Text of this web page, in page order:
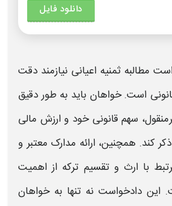
دانلود فایل
مطالبه ثمنیه اعیانی نیازمند دقت
است. خواهان باید به طور دقیق
سهم قانونی خود و ارزش مالی
کند. همچنین، ارائه مدارک معتبر و
با ارث و تقسیم ترکه از اهمیت
این دادخواست نه تنها به خواهان